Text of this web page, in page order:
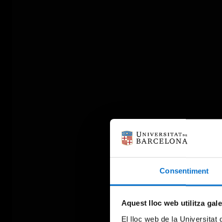
Consentiment
Aquest lloc web utilitza
El lloc web de la Universitat